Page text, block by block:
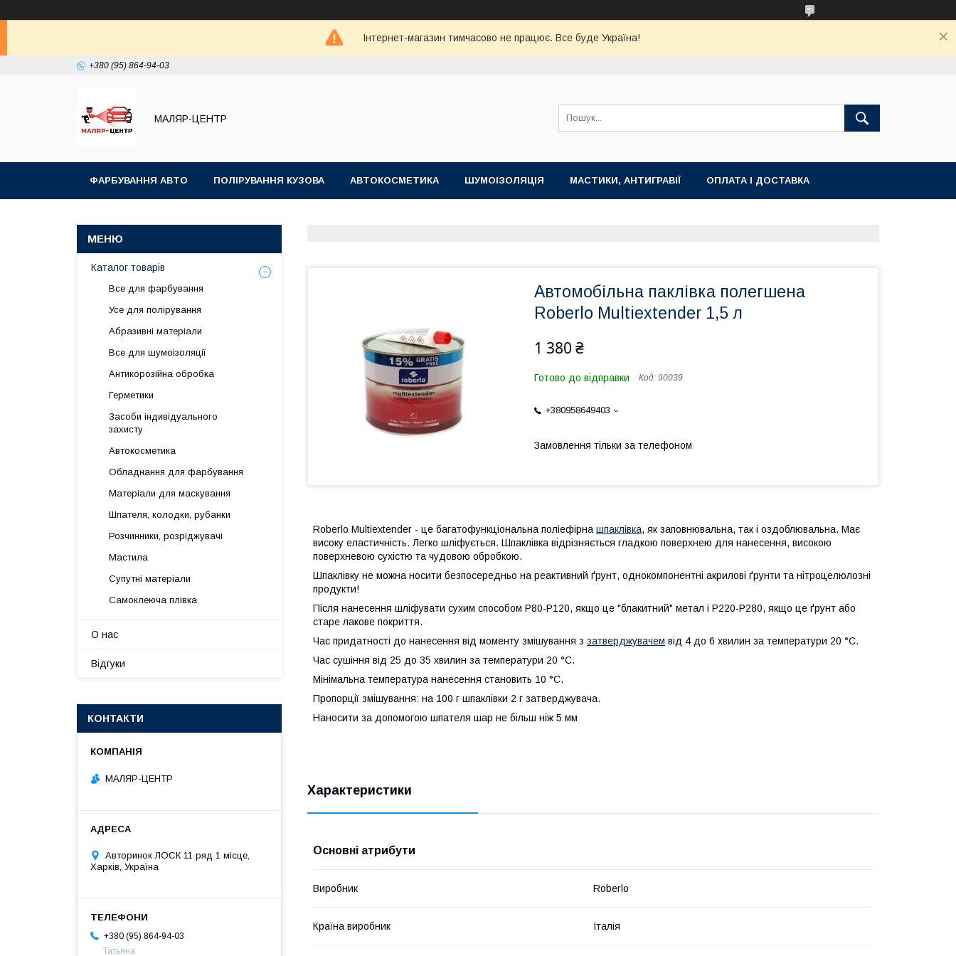
Інтернет-магазин тимчасово не працює. Все буде Україна!
+380 (95) 864-94-03
МАЛЯР-ЦЕНТР
ФАРБУВАННЯ АВТО ПОЛІРУВАННЯ КУЗОВА АВТОКОСМЕТИКА ШУМОІЗОЛЯЦІЯ МАСТИКИ, АНТИГРАВІЇ ОПЛАТА І ДОСТАВКА
Автомобільна паклівка полегшена
Roberlo Multiextender 1,5 л
1 380 ₴
Готово до відправки Код: 90039
+380958649403
Замовлення тільки за телефоном
Roberlo Multiextender - це багатофункціональна поліефірна шпаклівка, як заповнювальна, так і оздоблювальна. Має
високу еластичність. Легко шліфується. Шпаклівка відрізняється гладкою поверхнею для нанесення, високою
поверхневою сухістю та чудовою обробкою.
Шпаклівку не можна носити безпосередньо на реактивний ґрунт, однокомпонентні акрилові ґрунти та нітроцелюлозні
продукти!
Після нанесення шліфувати сухим способом Р80-Р120, якщо це "блакитний" метал і Р220-Р280, якщо це ґрунт або
старе лакове покриття.
Час придатності до нанесення від моменту змішування з затверджувачем від 4 до 6 хвилин за температури 20 °C.
Час сушіння від 25 до 35 хвилин за температури 20 °C.
Мінімальна температура нанесення становить 10 °C.
Пропорції змішування: на 100 г шпаклівки 2 г затверджувача.
Наносити за допомогою шпателя шар не більш ніж 5 мм
Характеристики
Основні атрибути
Виробник Roberlo
Країна виробник Італія
Каталог товарів
Все для фарбування
Усе для полірування
Абразивні матеріали
Все для шумоізоляції
Антикорозійна обробка
Герметики
Засоби індивідуального
захисту
Автокосметика
Обладнання для фарбування
Матеріали для маскування
Шпателя, колодки, рубанки
Розчинники, розріджувачі
Мастила
Супутні матеріали
Самоклеюча плівка
О нас
Відгуки
КОНТАКТИ
МАЛЯР-ЦЕНТР
Авторинок ЛОСК 11 ряд 1 місце,
Харків, Україна
+380 (95) 864-94-03
Татьяна